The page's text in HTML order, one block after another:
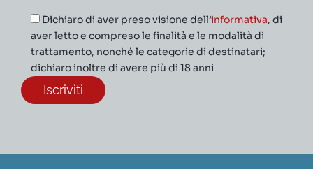
Dichiaro di aver preso visione dell’informativa, di
aver letto e compreso le finalità e le modalità di
trattamento, nonché le categorie di destinatari;
dichiaro inoltre di avere più di 18 anni